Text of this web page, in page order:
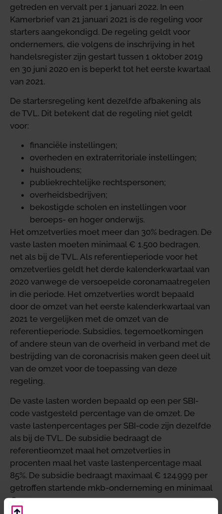
getreden en vervalt per 1 januari 2022. In een
Kamerbrief van 21 januari 2021 is de regeling voor
starters aangekondigd. De regeling geldt voor
ondernemers, die volgens de inschrijving in het
handelsregister zijn gestart tussen 1 oktober 2019
en 30 juni 2020 en is beperkt tot het eerste kwartaal
van 2021.
De startersregeling kent dezelfde afbakening als
de TVL. Dit betekent dat de regeling niet geldt
voor:
financiële instellingen;
overheden en extraterritoriale instellingen;
huishoudens;
publiekrechtelijke rechtspersonen;
overheidsbedrijven;
bekostigde scholen en instellingen voor
beroeps- en hoger onderwijs.
Het omzetverlies moet meer dan 30% bedragen. De
vaste lasten moeten minimaal € 1.500 bedragen,
net als bij de TVL. Als referentieperiode voor het
omzetverlies geldt het derde kalenderkwartaal van
2020 vanwege de versoepelde coronamaatregelen
in die periode. Het omzetverlies wordt bepaald
door de omzet van het eerste kalenderkwartaal van
2021 te vergelijken met de omzet van de
referentieperiode. Subsidies, tegemoetkomingen
of andere steun van de overheid in verband met de
bestrijding van de coronacrisis maken geen deel uit
van de omzet voor de toepassing van deze
regeling.
De vaste lasten worden bepaald op een per SBI-
code vastgesteld percentage van de omzet. De
vaste lastenpercentages per SBI-code zijn dezelfde
als bij de TVL. De subsidie bedraagt de
referentieomzet maal het omzetverlies in
procenten maal het vaste lastenpercentage maal
85%. De subsidie bedraagt maximaal € 124.999 per
getroffen startende mkb-onderneming en minimaal
€ 1.500.